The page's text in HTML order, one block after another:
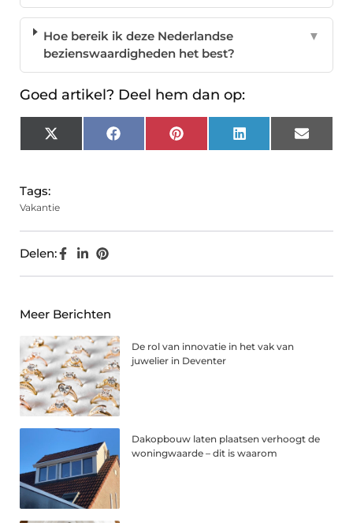
Hoe bereik ik deze Nederlandse
bezienswaardigheden het best?
▼
Goed artikel? Deel hem dan op:
X
(Twitter)
FacebookPinterest LinkedIn Email
Tags:
Vakantie
Delen:
Meer Berichten
De rol van innovatie in het vak van
juwelier in Deventer
Dakopbouw laten plaatsen verhoogt de
woningwaarde – dit is waarom